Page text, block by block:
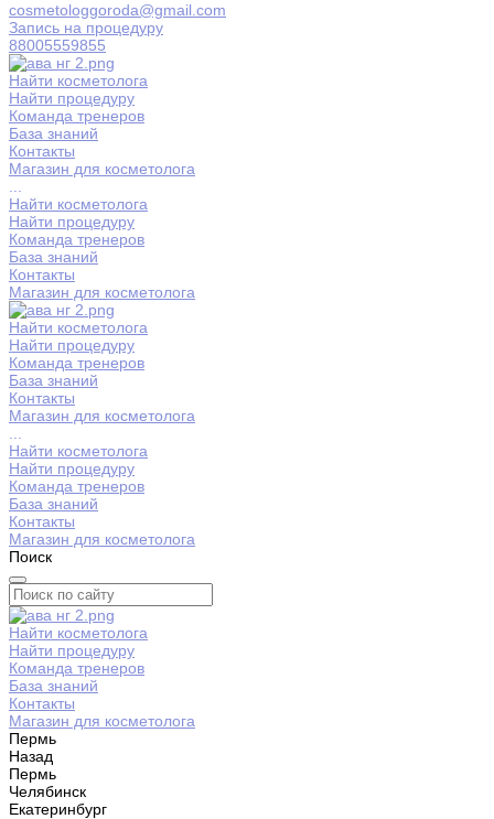
cosmetologgoroda@gmail.com
Запись на процедуру
88005559855
Найти косметолога
Найти процедуру
Команда тренеров
База знаний
Контакты
Магазин для косметолога
Найти косметолога
Найти процедуру
Команда тренеров
База знаний
Контакты
Магазин для косметолога
Найти косметолога
Найти процедуру
Команда тренеров
База знаний
Контакты
Магазин для косметолога
Найти косметолога
Найти процедуру
Команда тренеров
База знаний
Контакты
Магазин для косметолога
Поиск
Найти косметолога
Найти процедуру
Команда тренеров
База знаний
Контакты
Магазин для косметолога
Пермь
Назад
Пермь
Челябинск
Екатеринбург